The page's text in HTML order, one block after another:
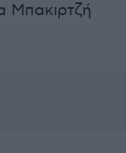
Μπακιρτζή